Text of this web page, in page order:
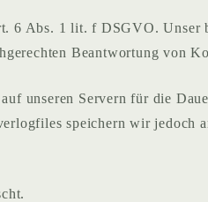
6 Abs. 1 lit. f DSGVO. Unser
Beantwortung von
unseren Servern für die
speichern wir jedoch